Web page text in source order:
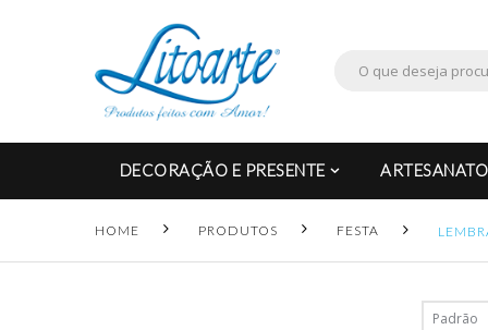
DECORAÇÃO E PRESENTE ARTESANATO
HOME PRODUTOS FESTA